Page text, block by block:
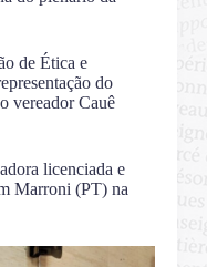
de Ética e
do
vereador Cauê
licenciada e
Marroni (PT) na